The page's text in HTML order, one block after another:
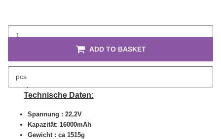
pcs
ADD TO BASKET
Technische Daten:
Spannung : 22,2V
Kapazität: 16000mAh
Gewicht : ca 1515g